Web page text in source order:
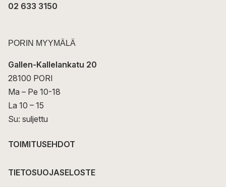
02 633 3150
PORIN MYYMÄLÄ
Gallen-Kallelankatu 20
28100 PORI
Ma – Pe 10-18
La 10 – 15
Su: suljettu
TOIMITUSEHDOT
TIETOSUOJASELOSTE